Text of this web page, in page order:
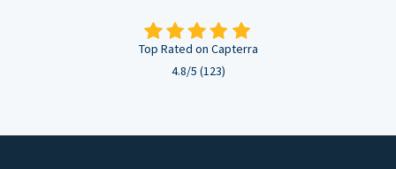
Top Rated on Capterra
4.8/5 (123)